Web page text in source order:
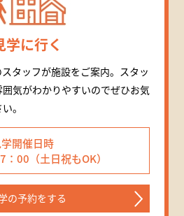
学に行く
タッフが施設をご案内。スタッ
気がわかりやすいのでぜひお気
。
学開催日時
00（土日祝もOK）
の予約をする